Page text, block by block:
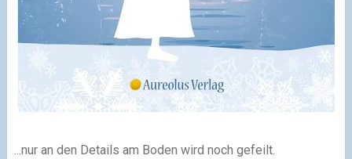
...nur an den Details am Boden wird noch gefeilt.